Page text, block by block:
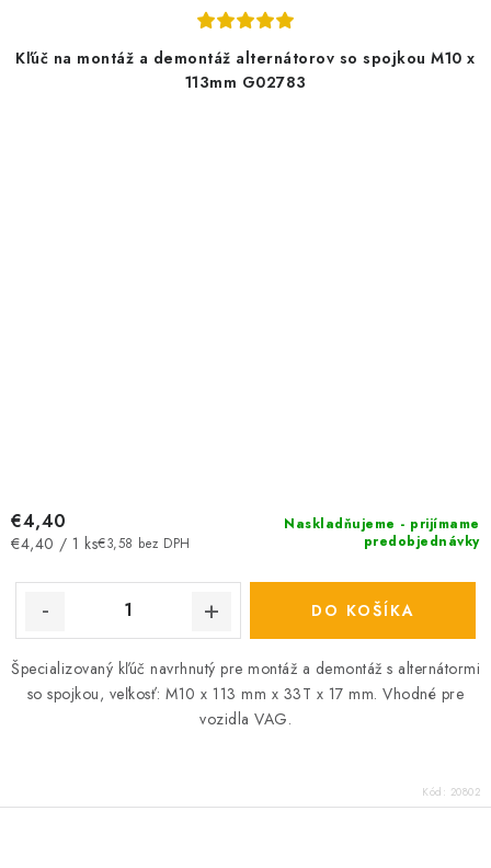
Kľúč na montáž a demontáž alternátorov so spojkou M10 x
113mm G02783
Naskladňujeme - prijímame
predobjednávky
€3,58 bez DPH
€4,40
Jednotková
€4,40 / 1 ks
DO KOŠÍKA
Špecializovaný kľúč navrhnutý pre montáž a demontáž s alternátormi
so spojkou, veľkosť: M10 x 113 mm x 33T x 17 mm. Vhodné pre
vozidla VAG.
Kód: 20802